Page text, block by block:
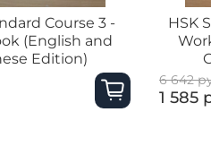
Course 3 -
(English and
Edition)
HSK
6 642
1 585